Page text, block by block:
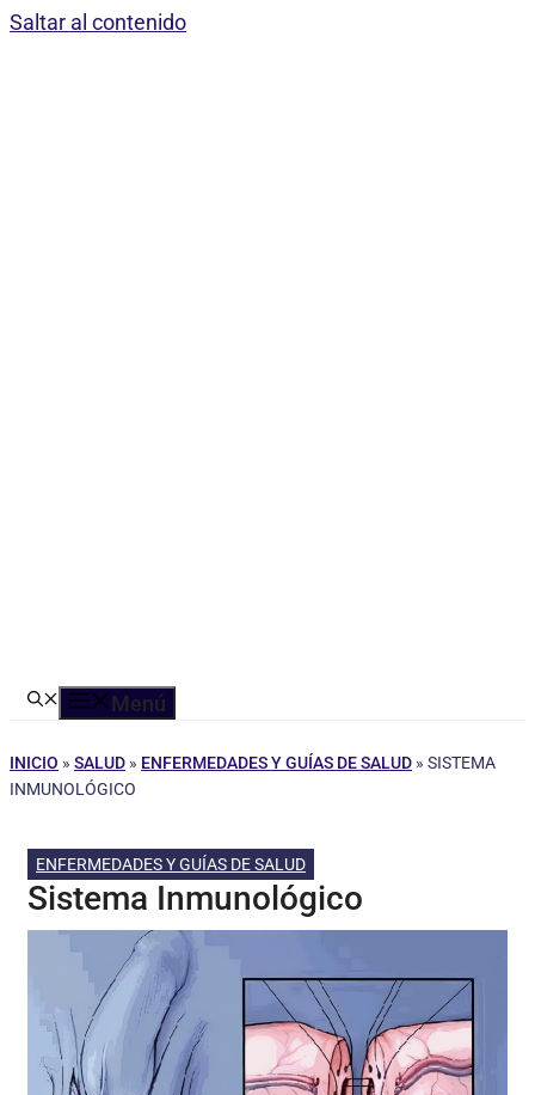
Saltar al contenido
Menú
INICIO » SALUD » ENFERMEDADES Y GUÍAS DE SALUD » SISTEMA
INMUNOLÓGICO
ENFERMEDADES Y GUÍAS DE SALUD
Sistema Inmunológico